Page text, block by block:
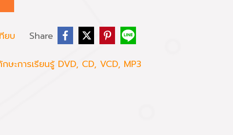
ยบ Share
ษะการเรียนรู้ DVD, CD, VCD, MP3